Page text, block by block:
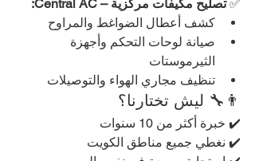
✅ تصليح مكيفات مركزية – Central AC:
كشف أعطال الضواغط والمراوح
صيانة لوحات التحكم وأجهزة
الثيرموستات
تنظيف مجاري الهواء والتوصيلات
👨‍🔧 ليش تختارنا؟
✔️ خبرة أكثر من 10 سنوات
✔️ نغطي جميع مناطق الكويت